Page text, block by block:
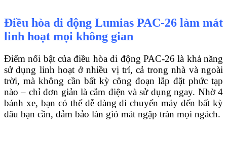
Điều hòa di động Lumias PAC-26 làm mát
linh hoạt mọi không gian
Điểm nổi bật của điều hòa di động PAC-26 là khả năng
sử dụng linh hoạt ở nhiều vị trí, cả trong nhà và ngoài
trời, mà không cần bất kỳ công đoạn lắp đặt phức tạp
nào – chỉ đơn giản là cắm điện và sử dụng ngay. Nhờ 4
bánh xe, bạn có thể dễ dàng di chuyển máy đến bất kỳ
đâu bạn cần, đảm bảo làn gió mát ngập tràn mọi ngách.